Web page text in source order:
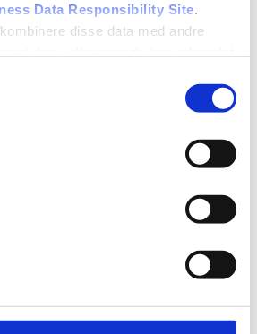
Data Responsibility Site.
disse data med andre
et kørekort?
at finde rundt i priserne på et
det en stor udgift for mange. Kontakt
spørgsmål til de enkelte pakker.